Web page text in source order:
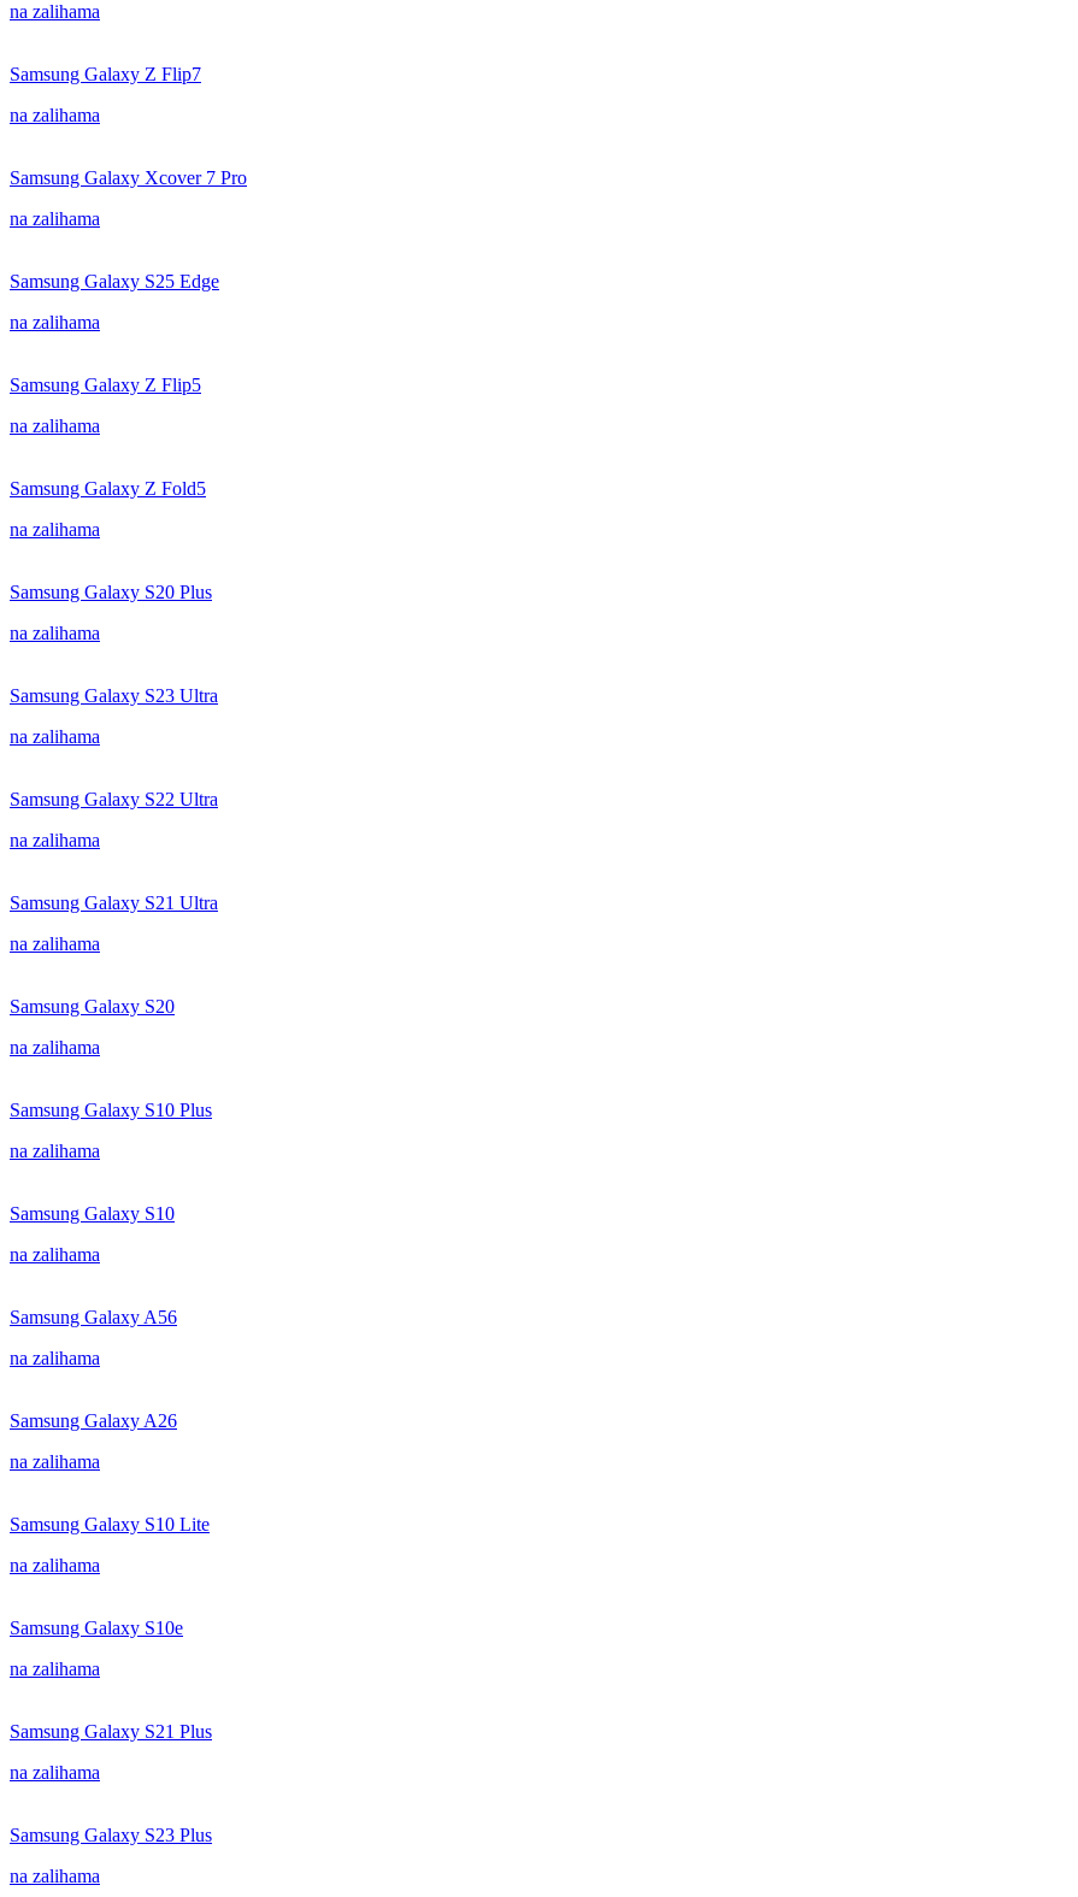
na zalihama
Samsung Galaxy Z Flip7
na zalihama
Samsung Galaxy Xcover 7 Pro
na zalihama
Samsung Galaxy S25 Edge
na zalihama
Samsung Galaxy Z Flip5
na zalihama
Samsung Galaxy Z Fold5
na zalihama
Samsung Galaxy S20 Plus
na zalihama
Samsung Galaxy S23 Ultra
na zalihama
Samsung Galaxy S22 Ultra
na zalihama
Samsung Galaxy S21 Ultra
na zalihama
Samsung Galaxy S20
na zalihama
Samsung Galaxy S10 Plus
na zalihama
Samsung Galaxy S10
na zalihama
Samsung Galaxy A56
na zalihama
Samsung Galaxy A26
na zalihama
Samsung Galaxy S10 Lite
na zalihama
Samsung Galaxy S10e
na zalihama
Samsung Galaxy S21 Plus
na zalihama
Samsung Galaxy S23 Plus
na zalihama